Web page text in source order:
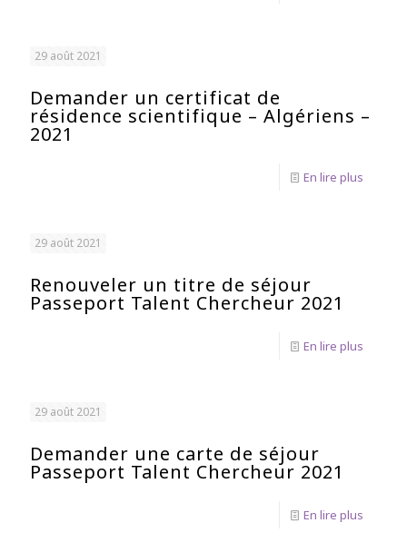
29 août 2021
Demander un certificat de
résidence scientifique – Algériens –
2021
En lire plus
29 août 2021
Renouveler un titre de séjour
Passeport Talent Chercheur 2021
En lire plus
29 août 2021
Demander une carte de séjour
Passeport Talent Chercheur 2021
En lire plus